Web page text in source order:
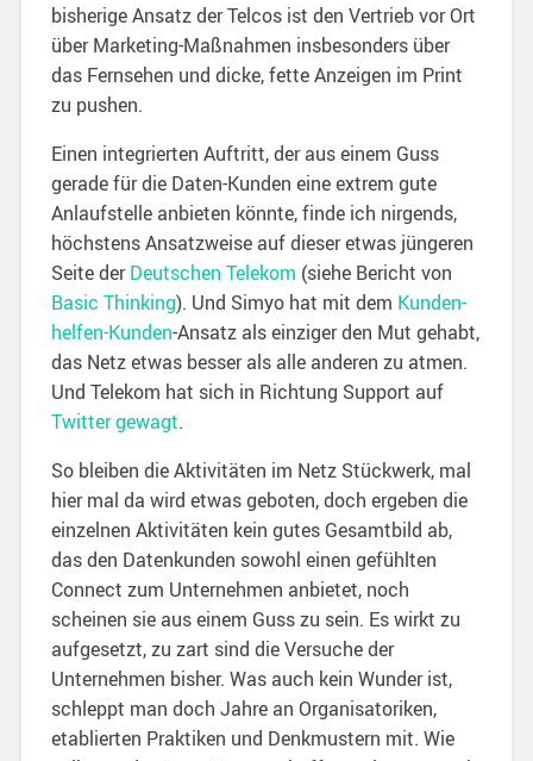
bisherige Ansatz der Telcos ist den Vertrieb vor Ort
über Marketing-Maßnahmen insbesonders über
das Fernsehen und dicke, fette Anzeigen im Print
zu pushen.
Einen integrierten Auftritt, der aus einem Guss
gerade für die Daten-Kunden eine extrem gute
Anlaufstelle anbieten könnte, finde ich nirgends,
höchstens Ansatzweise auf dieser etwas jüngeren
Seite derDeutschen Telekom (siehe Bericht von
Basic Thinking). Und Simyo hat mit dem Kunden-
helfen-Kunden-Ansatz als einziger den Mut gehabt,
das Netz etwas besser als alle anderen zu atmen.
Und Telekom hat sich in Richtung Support auf
Twitter gewagt.
So bleiben die Aktivitäten im Netz Stückwerk, mal
hier mal da wird etwas geboten, doch ergeben die
einzelnen Aktivitäten kein gutes Gesamtbild ab,
das den Datenkunden sowohl einen gefühlten
Connect zum Unternehmen anbietet, noch
scheinen sie aus einem Guss zu sein. Es wirkt zu
aufgesetzt, zu zart sind die Versuche der
Unternehmen bisher. Was auch kein Wunder ist,
schleppt man doch Jahre an Organisatoriken,
etablierten Praktiken und Denkmustern mit. Wie